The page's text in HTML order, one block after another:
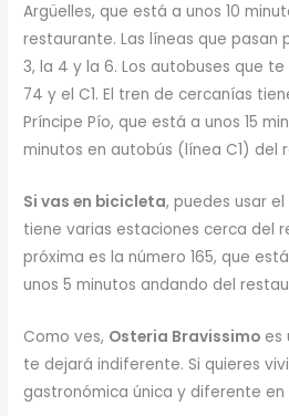
Argüelles, que está a unos 10
restaurante. Las líneas que pasan
3, la 4 y la 6. Los autobuses que te
74 y el C1. El tren de cercanías
Príncipe Pío, que está a unos 15
minutos en autobús (línea C1) del
Si vas en bicicleta, puedes usar el
tiene varias estaciones cerca del
próxima es la número 165, que
unos 5 minutos andando del
Como ves, Osteria Bravissimo es
te dejará indiferente. Si quieres
gastronómica única y diferente en